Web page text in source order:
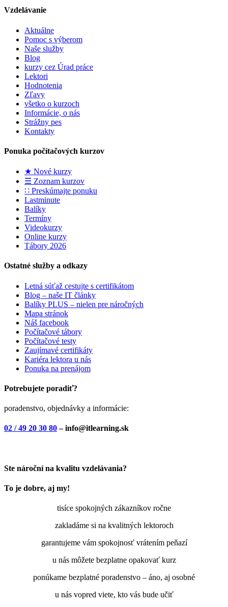
Vzdelávanie
Aktuálne
Pomoc s výberom
Naše služby
Blog
kurzy cez Úrad práce
Lektori
Hodnotenia
Zľavy
všetko o kurzoch
Informácie, o nás
Strážny pes
Kontakty
Ponuka počítačových kurzov
★ Nové kurzy
☰ Zoznam kurzov
∷ Preskúmajte ponuku
Lastminute
Balíky
Termíny
Videokurzy
Online kurzy
Tábory 2026
Ostatné služby a odkazy
Letná súťaž cestujte s certifikátom
Blog – naše IT články
Balíky PLUS – nielen pre náročných
Mapa stránok
Náš facebook
Počítačové tábory
Počítačové testy
Zaujímavé certifikáty
Kariéra lektora u nás
Ponuka na prenájom
Potrebujete poradiť?
poradenstvo, objednávky a informácie:
02 / 49 20 30 80– info@itlearning.sk
Ste nároční na kvalitu vzdelávania?
To je dobre, aj my!
tisíce spokojných zákazníkov ročne
zakladáme si na kvalitných lektoroch
garantujeme vám spokojnosť vrátením peňazí
u nás môžete bezplatne opakovať kurz
ponúkame bezplatné poradenstvo – áno, aj osobné
u nás vopred viete, kto vás bude učiť